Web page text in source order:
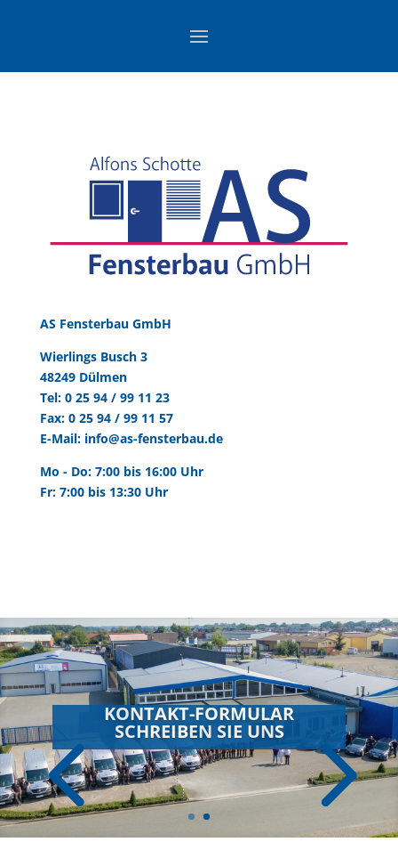
AS Fensterbau GmbH
Wierlings Busch 3
48249 Dülmen
Tel: 0 25 94 / 99 11 23
Fax: 0 25 94 / 99 11 57
E-Mail: info@as-fensterbau.de
Mo - Do: 7:00 bis 16:00 Uhr
Fr: 7:00 bis 13:30 Uhr
KONTAKT-FORMULAR
SCHREIBEN SIE UNS